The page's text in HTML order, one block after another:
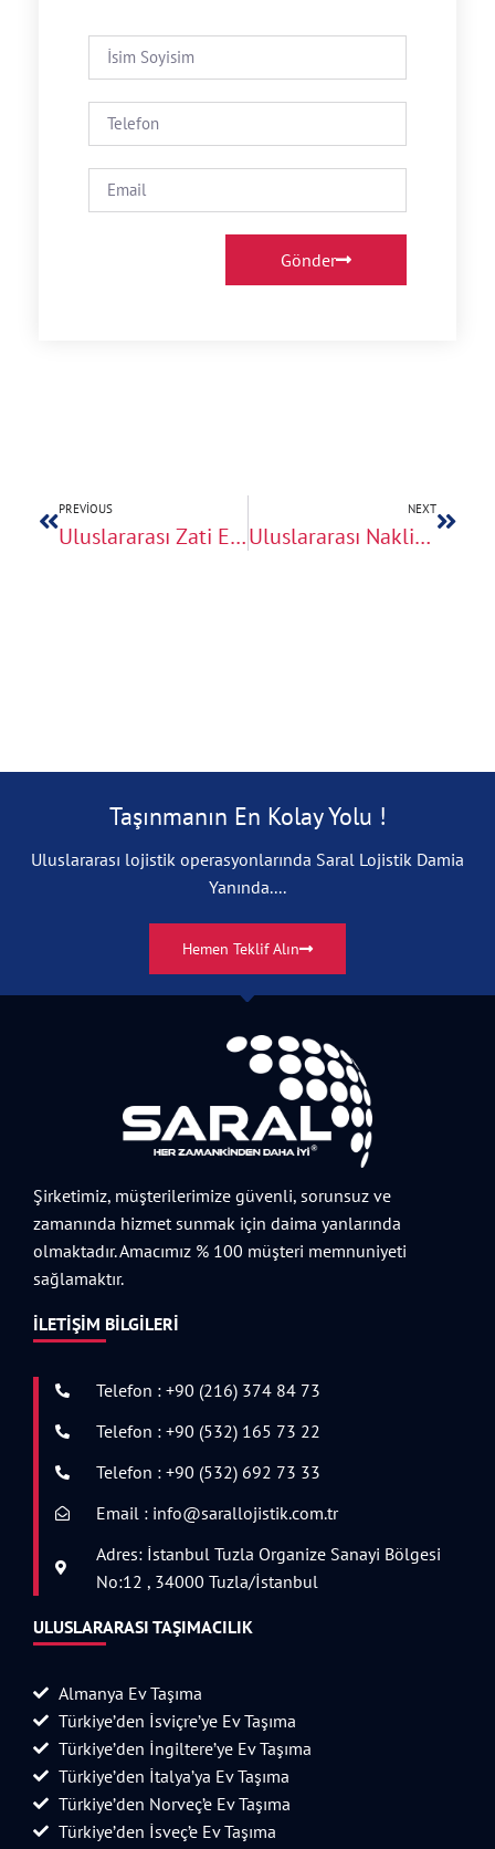
Gönder
PREVIOUS
Uluslararası Zati Eşya Taşıma Hizmeti
NEXT
Uluslararası Nakliyatta Profesyonel Destek İçin 7/24 Hizmetinizdeyiz
Taşınmanın En Kolay Yolu !
Uluslararası lojistik operasyonlarında Saral Lojistik Damia
Yanında....
Hemen Teklif Alın
Şirketimiz, müşterilerimize güvenli, sorunsuz ve
zamanında hizmet sunmak için daima yanlarında
olmaktadır. Amacımız % 100 müşteri memnuniyeti
sağlamaktır.
İLETIŞIM BILGILERI
Telefon : +90 (216) 374 84 73
Telefon : +90 (532) 165 73 22
Telefon : +90 (532) 692 73 33
Email : info@sarallojistik.com.tr
Adres: İstanbul Tuzla Organize Sanayi Bölgesi
No:12 , 34000 Tuzla/İstanbul
ULUSLARARASI TAŞIMACILIK
Almanya Ev Taşıma
Türkiye’den İsviçre’ye Ev Taşıma
Türkiye’den İngiltere’ye Ev Taşıma
Türkiye’den İtalya’ya Ev Taşıma
Türkiye’den Norveç’e Ev Taşıma
Türkiye’den İsveç’e Ev Taşıma